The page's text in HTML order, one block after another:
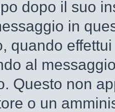
dopo il suo
in
quando
al
Questo non
o un